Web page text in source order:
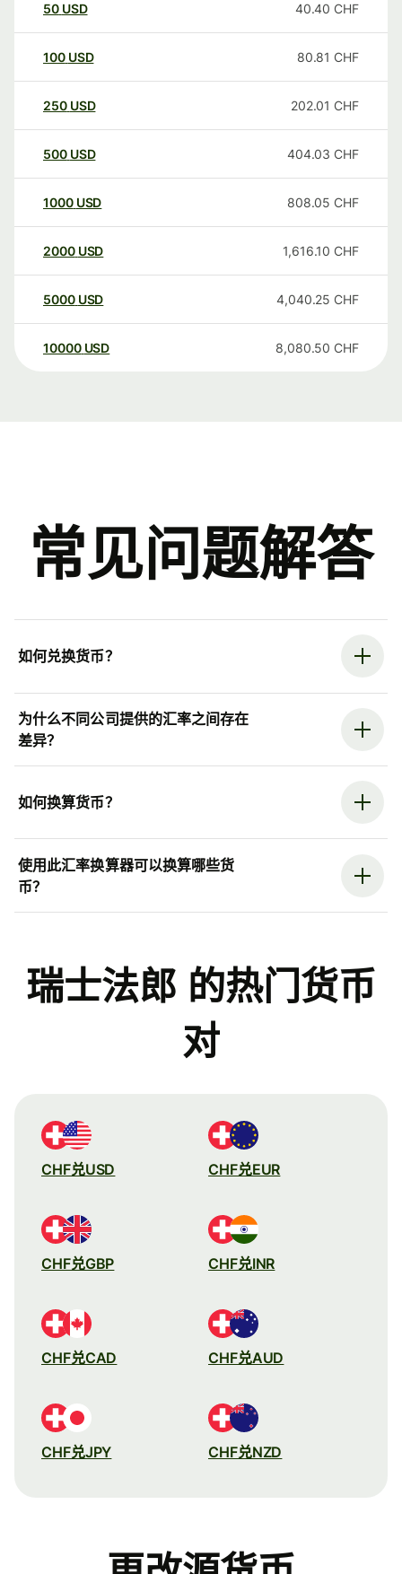
50 USD 40.40 CHF
100 USD 80.81 CHF
250 USD 202.01 CHF
500 USD 404.03 CHF
1000 USD 808.05 CHF
2000 USD 1,616.10 CHF
5000 USD 4,040.25 CHF
10000 USD 8,080.50 CHF
常见问题解答
如何兑换货币？
为什么不同公司提供的汇率之间存在
差异？
如何换算货币？
使用此汇率换算器可以换算哪些货
币？
瑞士法郎 的热门货币
对
CHF兑USD CHF兑EUR
CHF兑GBP CHF兑INR
CHF兑CAD CHF兑AUD
CHF兑JPY CHF兑NZD